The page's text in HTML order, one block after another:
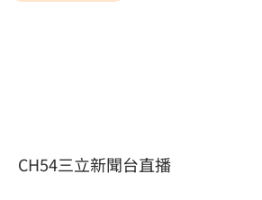
CH54三立新聞台直播